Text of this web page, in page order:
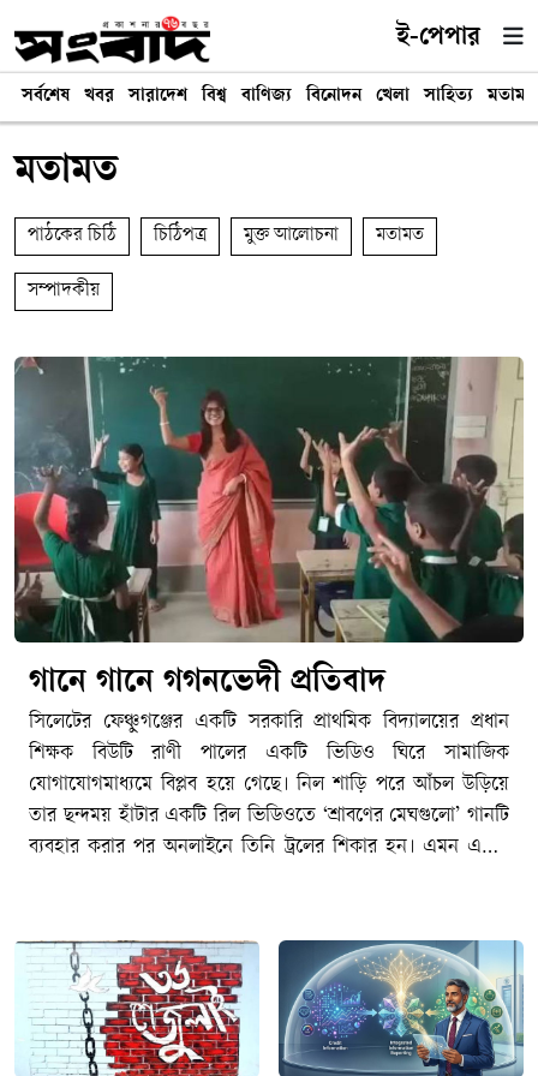
ই-পেপার
সর্বশেষ খবর সারাদেশ বিশ্ব বাণিজ্য বিনোদন খেলা সাহিত্য মতামত
মতামত
পাঠকের চিঠি চিঠিপত্র মুক্ত আলোচনা মতামত
সম্পাদকীয়
গানে গানে গগনভেদী প্রতিবাদ
সিলেটের ফেঞ্চুগঞ্জের একটি সরকারি প্রাথমিক বিদ্যালয়ের প্রধান
শিক্ষক বিউটি রাণী পালের একটি ভিডিও ঘিরে সামাজিক
যোগাযোগমাধ্যমে বিপ্লব হয়ে গেছে। নিল শাড়ি পরে আঁচল উড়িয়ে
তার ছন্দময় হাঁটার একটি রিল ভিডিওতে ‘শ্রাবণের মেঘগুলো’ গানটি
ব্যবহার করার পর অনলাইনে তিনি ট্রলের শিকার হন। এমন একটি
প্রকাশের মাধ্যমে তার পাশে দাঁড়ান। শুধু ট্রল নয়, বিউটি পালের
ভিডিও সরকারি কর্মচারীদের আচরণবিধি বা সামাজিক
যোগাযোগমাধ্যম ব্যবহারের নীতিমালা লঙ্ঘন করেছে কিনা, তা যাচাই
করে প্রশাসনিক ব্যবস্থা নেয়ার প্রস্তুতি নিতে যাচ্ছিল স্থানীয় প্রাথমিক
শিক্ষা বিভাগ, প্রতিমন্ত্রীর বক্তব্যের পর থেমে যায় তদন্ত কমিটি গঠনের